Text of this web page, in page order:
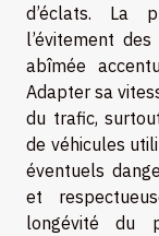
d’éclats. La
l’évitement
abîmée
Adapter sa
du trafic,
de véhicules
éventuels
et
longévité du